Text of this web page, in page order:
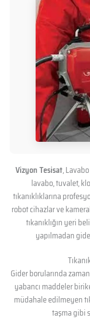
Vizyon Tesisat,
lavabo, tuvalet,
tıkanıklıklarına
robot cihazlar ve
tıkanıklığın yeri
yapılmadan
Gider borularında
yabancı maddeler
müdahale edilmeyen
taşma gibi